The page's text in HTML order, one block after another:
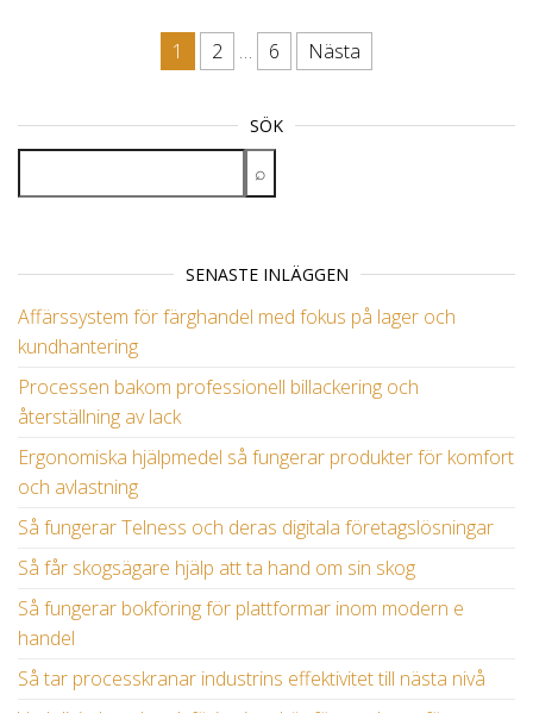
Inläggsnavigering
1 2 … 6 Nästa
SÖK
SENASTE INLÄGGEN
Affärssystem för färghandel med fokus på lager och
kundhantering
Processen bakom professionell billackering och
återställning av lack
Ergonomiska hjälpmedel så fungerar produkter för komfort
och avlastning
Så fungerar Telness och deras digitala företagslösningar
Så får skogsägare hjälp att ta hand om sin skog
Så fungerar bokföring för plattformar inom modern e
handel
Så tar processkranar industrins effektivitet till nästa nivå